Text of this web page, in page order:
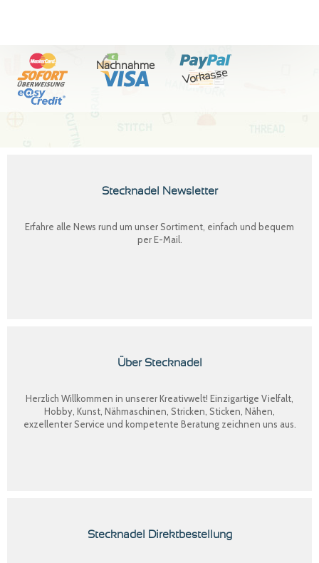
Nachnahme
Vorkasse
Stecknadel Newsletter
Erfahre alle News rund um unser Sortiment, einfach und bequem
per E-Mail.
Über Stecknadel
Herzlich Willkommen in unserer Kreativwelt! Einzigartige Vielfalt,
Hobby, Kunst, Nähmaschinen, Stricken, Sticken, Nähen,
exzellenter Service und kompetente Beratung zeichnen uns aus.
Stecknadel Direktbestellung